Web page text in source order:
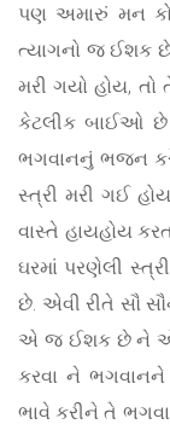
પણ અમારું મન
ત્યાગનો જ ઈશક
મરી ગયો હોય,
કેટલીક બાઈઓ છે
ભગવાનનું ભજન કરે
સ્ત્રી મરી ગઈ
વાસ્તે હાયહોય
ઘરમાં પરણેલી
છે. એવી રીતે સૌ
એ જ ઈશક છે ને એ
કરવા ને ભગવાનને
ભાવે કરીને તે